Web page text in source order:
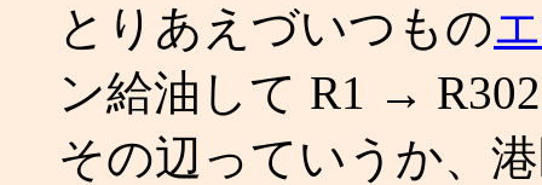
とりあえづいつもの
ン給油して R1 →
その辺っていうか、